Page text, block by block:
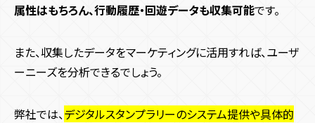
属性はもちろん、行動履歴・回遊データも収集可能です。
また、収集したデータをマーケティングに活用すれば、ユーザ
ーニーズを分析できるでしょう。
弊社では、デジタルスタンプラリーのシステム提供や具体的